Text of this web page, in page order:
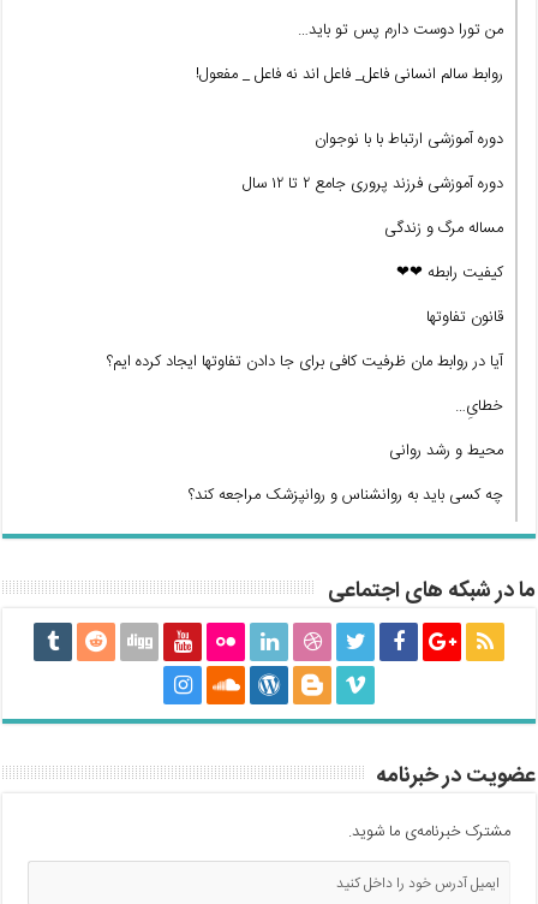
من تورا دوست دارم پس تو باید…
روابط سالم انسانی فاعل_ فاعل اند نه فاعل _ مفعول!
دوره آموزشی ارتباط با با نوجوان
دوره آموزشی فرزند پروری جامع ۲ تا ۱۲ سال
مساله مرگ و زندگی
کیفیت رابطه ❤❤
قانون تفاوتها
آیا در روابط مان ظرفیت کافی برای جا دادن تفاوتها ایجاد کرده ایم؟
خطایِ…
محیط و رشد روانی
چه کسی باید به روانشناس و روانپزشک مراجعه کند؟
ما در شبکه های اجتماعی
عضویت در خبرنامه
مشترک خبرنامه‌ی ما شوید.